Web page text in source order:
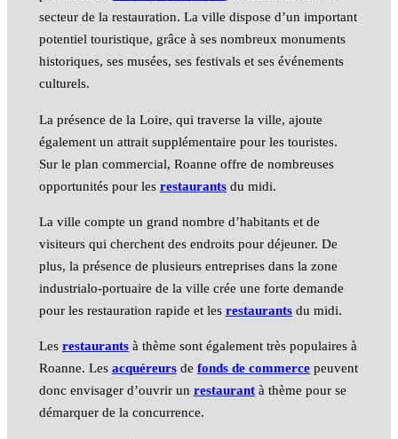
secteur de la restauration. La ville dispose d’un important
potentiel touristique, grâce à ses nombreux monuments
historiques, ses musées, ses festivals et ses événements
culturels.
La présence de la Loire, qui traverse la ville, ajoute
également un attrait supplémentaire pour les touristes.
Sur le plan commercial, Roanne offre de nombreuses
opportunités pour les restaurantsdu midi.
La ville compte un grand nombre d’habitants et de
visiteurs qui cherchent des endroits pour déjeuner. De
plus, la présence de plusieurs entreprises dans la zone
industrialo-portuaire de la ville crée une forte demande
pour les restauration rapide et les restaurantsdu midi.
Les restaurantsà thème sont également très populaires à
Roanne. Les acquéreursde fonds de commercepeuvent
donc envisager d’ouvrir un restaurantà thème pour se
démarquer de la concurrence.